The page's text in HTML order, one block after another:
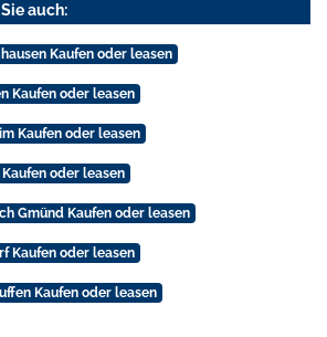
auch:
Kaufen oder leasen
Kaufen oder leasen
Kaufen oder leasen
oder leasen
Gmünd Kaufen oder leasen
Kaufen oder leasen
Kaufen oder leasen